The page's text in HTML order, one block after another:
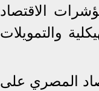
الاقتصاد
والتمويلات
المصري على